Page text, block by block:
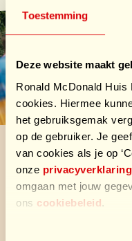
Toestemming
Deze website maakt
Ronald McDonald Huis
cookies. Hiermee
het gebruiksgemak
op de gebruiker. Je
van cookies als je op
onze privacyverklaring
omgaan met jouw
ons cookiebeleid
Door een team(lid) of
ervoor dat zieke en
familie altijd dichtbij